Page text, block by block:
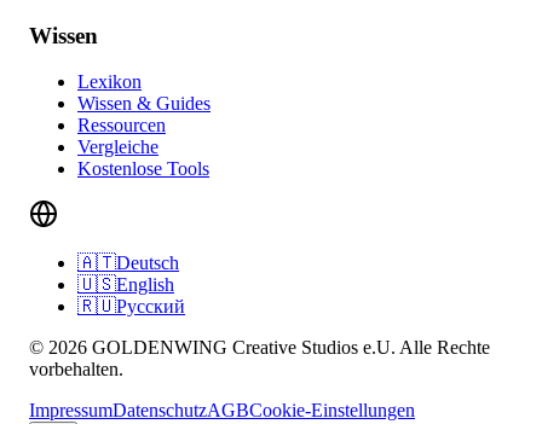
Wissen
Lexikon
Wissen & Guides
Ressourcen
Vergleiche
Kostenlose Tools
🇦🇹Deutsch
🇺🇸English
🇷🇺Русский
© 2026 GOLDENWING Creative Studios e.U. Alle Rechte
vorbehalten.
ImpressumDatenschutzAGBCookie-Einstellungen